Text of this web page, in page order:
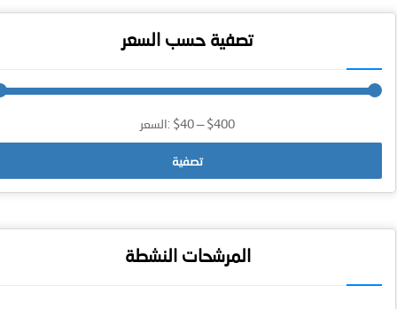
تصفية حسب السعر
تصفية
السعر: $40—$400
المرشحات النشطة